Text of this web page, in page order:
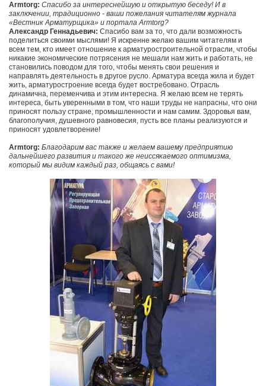
Armtorg: Спасибо за интереснейшую и открытую беседу! И в
заключении, традиционно - ваши пожелания читателям журнала
«Вестник Арматурщика» и портала Armtorg?
Александр Геннадьевич: Спасибо вам за то, что дали возможность
поделиться своими мыслями! Я искренне желаю вашим читателям и
всем тем, кто имеет отношение к арматуростроительной отрасли, чтобы
никакие экономические потрясения не мешали нам жить и работать, не
становились поводом для того, чтобы менять свои решения и
направлять деятельность в другое русло. Арматура всегда жила и будет
жить, арматуростроение всегда будет востребовано. Отрасль
динамична, переменчива и этим интересна. Я желаю всем не терять
интереса, быть уверенными в том, что наши труды не напрасны, что они
приносят пользу стране, промышленности и нам самим. Здоровья вам,
благополучия, душевного равновесия, пусть все планы реализуются и
приносят удовлетворение!
Armtorg: Благодарим вас также и желаем вашему предприятию
дальнейшего развития и такого же неиссякаемого оптимизма,
который мы видим каждый раз, общаясь с вами!